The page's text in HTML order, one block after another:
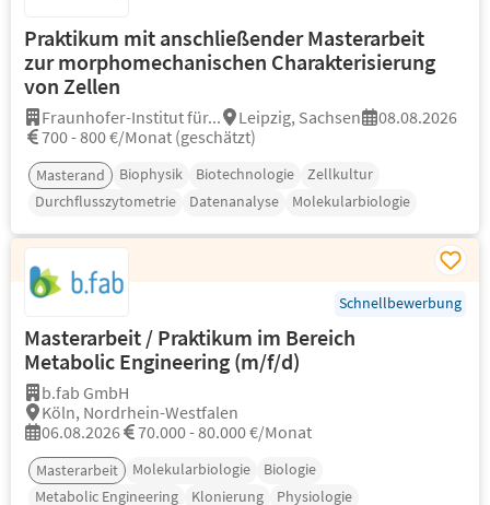
Praktikum mit anschließender Masterarbeit
zur morphomechanischen Charakterisierung
von Zellen
Fraunhofer-Institut für... Leipzig, Sachsen
08.08.2026
700 - 800 €/Monat (geschätzt)
Masterand Biophysik Biotechnologie
Zellkultur
Durchflusszytometrie
Datenanalyse Molekularbiologie
Schnellbewerbung
Masterarbeit / Praktikum im Bereich
Metabolic Engineering (m/f/d)
b.fab GmbH
Köln, Nordrhein-Westfalen
06.08.2026
70.000 - 80.000 €/Monat
Masterarbeit Molekularbiologie
Biologie
Metabolic Engineering
Klonierung
Physiologie